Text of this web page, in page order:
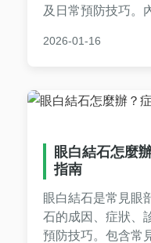
及日常預防技巧。
不適問題。實用性
2026-01-16
眼白結石怎麼
指南
眼白結石是常見眼
石的成因、症狀、
預防技巧。包含常